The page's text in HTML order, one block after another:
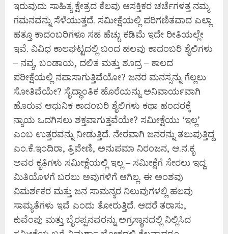
ಇರುವುದು ಸಾಹಿತ್ಯ ಕ್ಷೇತ್ರದ ಕೆಲವು ಆಸಕ್ತಿಕರ ಚರ್ಚೆಗಳತ್ತ ನಮ್ಮ
ಗಮನವನ್ನು ಸೆಳೆಯುತ್ತದೆ. ಸಮೀಕ್ಷೆಯಲ್ಲಿ ಪರಿಗಣಿತವಾದ ಎಲ್ಲಾ
ಹತ್ತೂ ಕಾದಂಬರಿಗಳೂ ಸಹ ಹೆಚ್ಚು ಕಡಿಮೆ ಇದೇ ರೀತಿಯಲ್ಲೇ
ಇವೆ. ವಿವಿಧ ಕಾಲಘಟ್ಟದಲ್ಲಿ ಬಂದ ಹಲವು ಕಾದಂಬರಿ ಶೈಲಿಗಳು
– ನವ್ಯ, ಬಂಡಾಯ, ದಲಿತ ಮತ್ತು ಶೂದ್ರ – ಕಾಲದ
ಪರೀಕ್ಷೆಯಲ್ಲಿ ನಪಾಸಾಗುತ್ತಿವೆಯೋ? ಜನರ ಮನಸ್ಸನ್ನು ಗೆಲ್ಲಲು
ಸೋತಿವೆಯೇ? ಸೈದ್ಧಾಂತಿಕ ಹೊರೆಯನ್ನು ಅನಿವಾರ್ಯವಾಗಿ
ಹೊರುವ ಆಧುನಿಕ ಕಾದಂಬರಿ ಶೈಲಿಗಳು ಕಥಾ ಹಂದರಕ್ಕೆ
ನ್ಯಾಯ ಒದಗಿಸಲು ಶಕ್ತವಾಗುತ್ತವೆಯೇ? ಸಮೀಕ್ಷೆಯು ‘ಇಲ್ಲ’
ಎಂಬ ಉತ್ತರವನ್ನು ನೀಡುತ್ತಿದೆ. ನೇರವಾಗಿ ಜನರನ್ನು ತಲುಪುತ್ತಿದ್ದ
ಎಂ.ಕೆ.ಇಂದಿರಾ, ತ್ರಿವೇಣಿ, ಅನುಪಮಾ ನಿರಂಜನ, ಆ.ನ.ಕೃ
ಅವರ ಕೃತಿಗಳು ಸಮೀಕ್ಷೆಯಲ್ಲಿ ಇಲ್ಲ – ಸಮೀಕ್ಷೆಗೆ ಸೇರಲು ಇದ್ದ
ಮಿತಿಯೊಳಗೆ ಬರಲು ಅವುಗಳಿಗೆ ಆಗಿಲ್ಲ. ಈ ಅಂಶವು
ವಿಮರ್ಶಕರ ಮತ್ತು ಜನ ಸಾಮನ್ಯರ ನಿಲುವುಗಳಲ್ಲಿ ಹಲವು
ಸಾಮ್ಯತೆಗಳು ಇವೆ ಎಂದು ತೋರುತ್ತಿದೆ. ಆದರೆ ತರಾಸು,
ಕುವೆಂಪು ಮತ್ತು ಬೈರಪ್ಪನವರನ್ನು ಅಗ್ರಸ್ಥಾನದಲ್ಲಿ ನಿಲ್ಲಿಸಿದ